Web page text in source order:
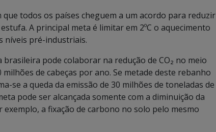
todos os países cheguem a um acordo para reduzir
A principal meta é limitar em 2ºC o aquecimento
níveis pré-industriais.
pode colaborar na redução de CO₂ no meio
de cabeças por ano. Se metade deste rebanho
se a queda da emissão de 30 milhões de toneladas de
pode ser alcançada somente com a diminuição da
a fixação de carbono no solo pelo mesmo